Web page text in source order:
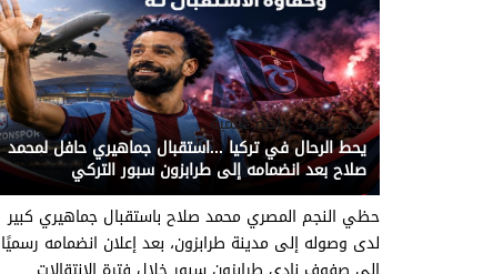
يني يمن - رياضة عالمية
يحط الرحال في تركيا ...استقبال جماهيري حافل لمحمد
صلاح بعد انضمامه إلى طرابزون سبور التركي
حظي النجم المصري محمد صلاح باستقبال جماهيري كبير
لدى وصوله إلى مدينة طرابزون، بعد إعلان انضمامه رسميًا